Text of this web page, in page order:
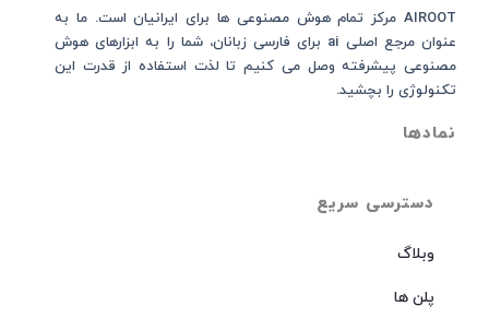
دسترسی سریع
وبلاگ
پلن ها
AIROOT مرکز تمام هوش مصنوعی‌‌‌ ها برای ایرانیان است. ما به
عنوان مرجع اصلی ai برای فارسی زبانان، شما را به ابزارهای هوش
مصنوعی پیشرفته وصل می کنیم تا لذت استفاده از قدرت این
تکنولوژی را بچشید.
نمادها